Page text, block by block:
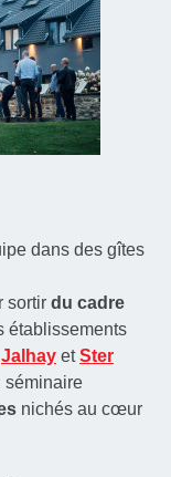
dans des gîtes
sortir du cadre
établissements
Jalhay etSter
séminaire
nichés au cœur